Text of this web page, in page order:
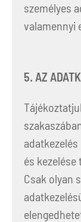
személyes
valamennyi
5. AZ
és
Csak olyan